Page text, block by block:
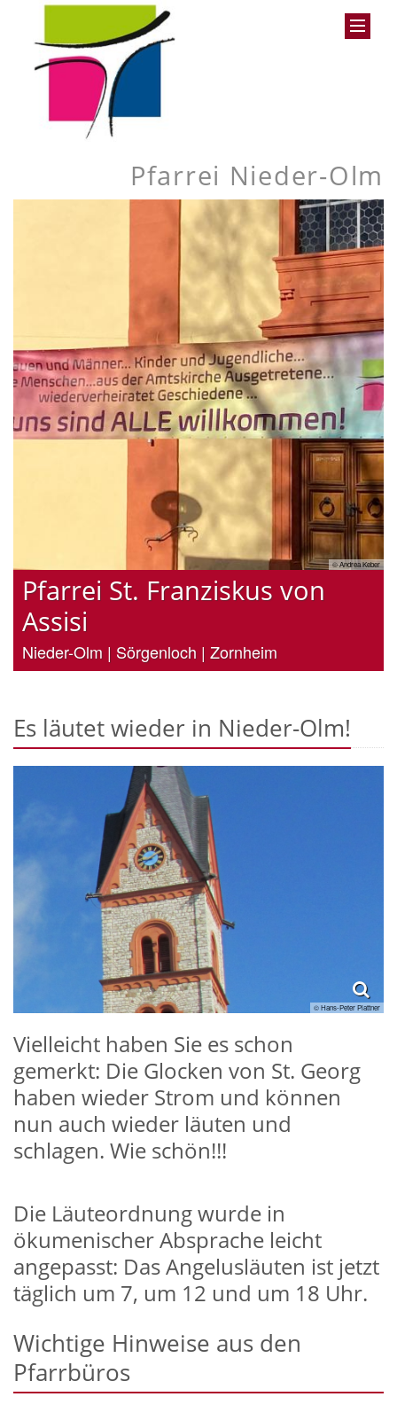
Pfarrei Nieder-Olm
© Andrea Keber
Pfarrei St. Franziskus von
Assisi
Nieder-Olm | Sörgenloch | Zornheim
Es läutet wieder in Nieder-Olm!
© Hans-Peter Plattner
Vielleicht haben Sie es schon
gemerkt: Die Glocken von St. Georg
haben wieder Strom und können
nun auch wieder läuten und
schlagen. Wie schön!!!
Die Läuteordnung wurde in
ökumenischer Absprache leicht
angepasst: Das Angelusläuten ist jetzt
täglich um 7, um 12 und um 18 Uhr.
Wichtige Hinweise aus den
Pfarrbüros